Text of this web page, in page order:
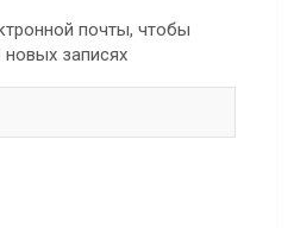
почты, чтобы
записях